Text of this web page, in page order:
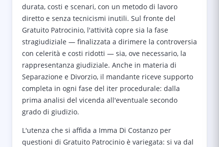
durata, costi e scenari, con un metodo di lavoro
diretto e senza tecnicismi inutili. Sul fronte del
Gratuito Patrocinio, l'attività copre sia la fase
stragiudiziale — finalizzata a dirimere la controversia
con celerità e costi ridotti — sia, ove necessario, la
rappresentanza giudiziale. Anche in materia di
Separazione e Divorzio, il mandante riceve supporto
completa in ogni fase del iter procedurale: dalla
prima analisi del vicenda all'eventuale secondo
grado di giudizio.
L'utenza che si affida a Imma Di Costanzo per
questioni di Gratuito Patrocinio è variegata: si va dal